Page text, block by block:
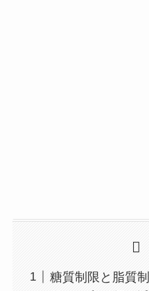
糖質制限と脂質